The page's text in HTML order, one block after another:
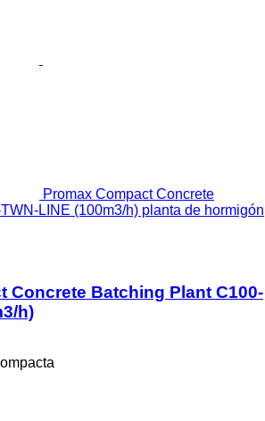
Promax Compact Concrete
LINE (100m3/h) planta de hormigón
Concrete Batching Plant C100-
h)